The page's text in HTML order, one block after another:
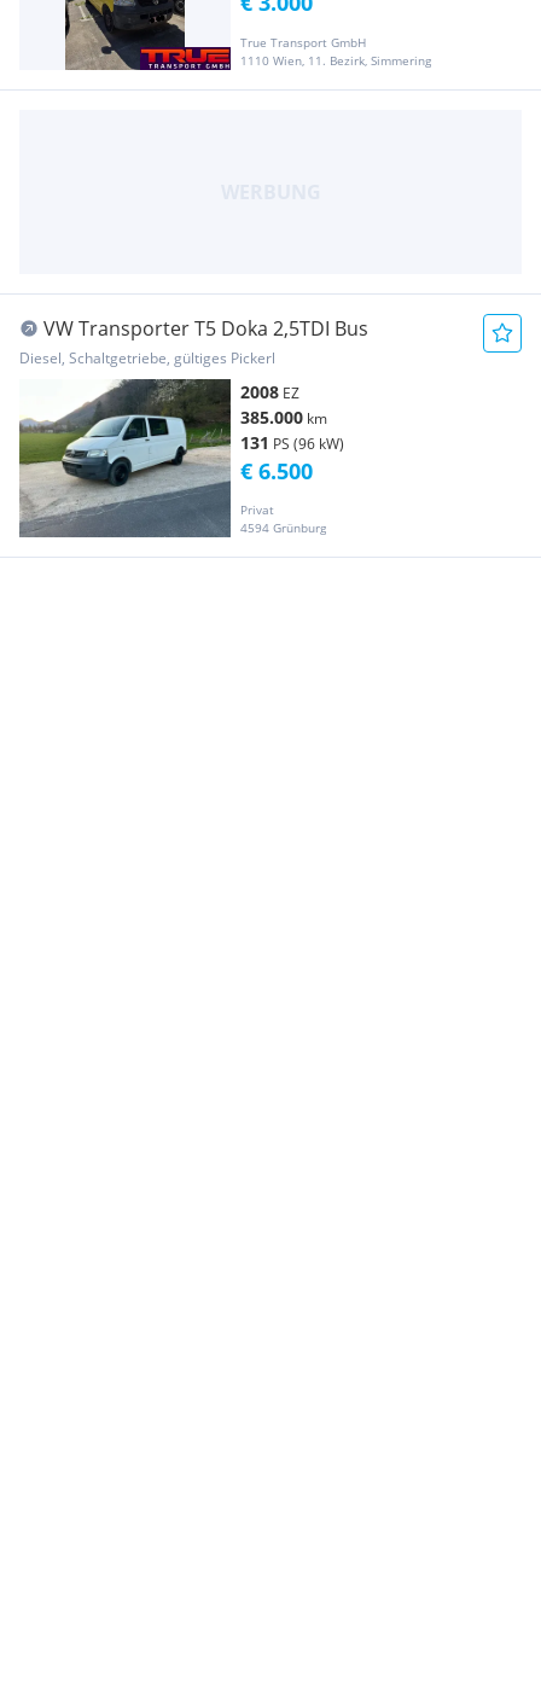
True Transport GmbH
1110 Wien, 11. Bezirk, Simmering
VW Transporter T5 Doka 2,5TDI Bus
Diesel, Schaltgetriebe, gültiges Pickerl
2008 EZ
385.000 km
131 PS (96 kW)
Privat
4594 Grünburg
€ 6.500